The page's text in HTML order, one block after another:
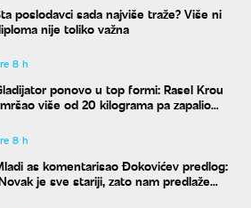
poslodavci sada najviše traže? Više ni
nije toliko važna
8 h
ponovo u top formi: Rasel Krou
više od 20 kilograma pa zapalio
8 h
as komentarisao Đokovićev predlog:
je sve stariji, zato nam predlaže